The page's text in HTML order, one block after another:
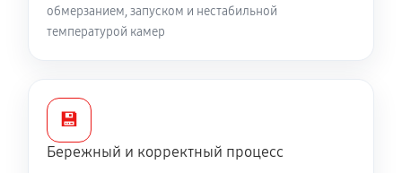
обмерзанием, запуском и нестабильной
температурой камер
💾
Бережный и корректный процесс